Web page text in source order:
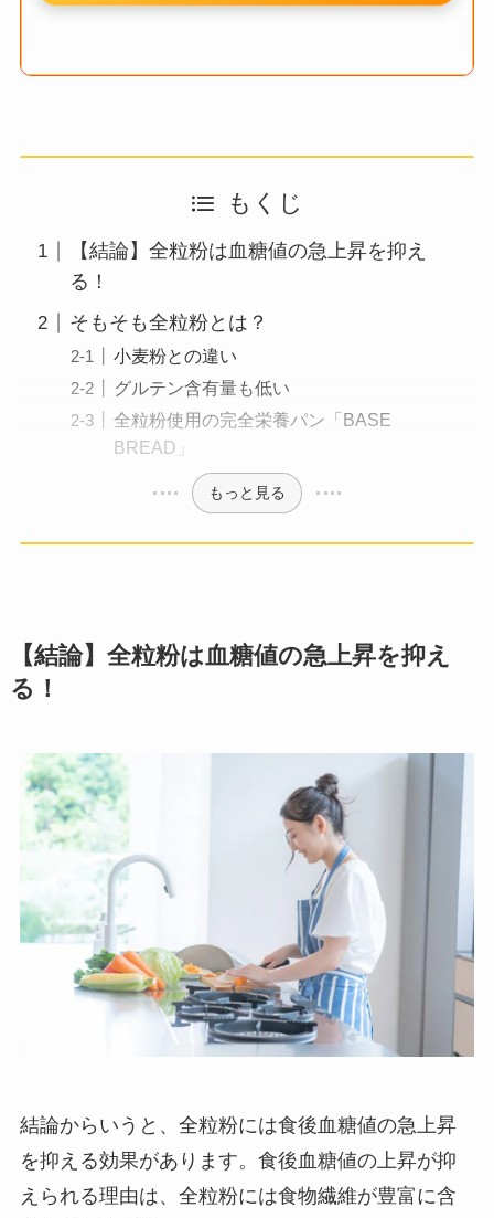
もくじ
【結論】全粒粉は血糖値の急上昇を抑え
る！
そもそも全粒粉とは？
小麦粉との違い
グルテン含有量も低い
全粒粉使用の完全栄養パン「BASE
BREAD」
もっと見る
【結論】全粒粉は血糖値の急上昇を抑え
る！
結論からいうと、全粒粉には食後血糖値の急上昇
を抑える効果があります。食後血糖値の上昇が抑
えられる理由は、全粒粉には食物繊維が豊富に含